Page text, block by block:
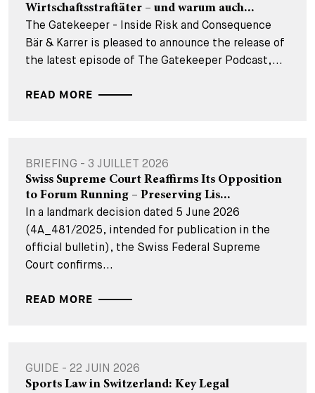
Wirtschaftsstraftäter – und warum auch...
The Gatekeeper - Inside Risk and Consequence
Bär & Karrer is pleased to announce the release of
the latest episode of The Gatekeeper Podcast,...
READ MORE
BRIEFING - 3 JUILLET 2026
Swiss Supreme Court Reaffirms Its Opposition
to Forum Running – Preserving Lis...
In a landmark decision dated 5 June 2026
(4A_481/2025, intended for publication in the
official bulletin), the Swiss Federal Supreme
Court confirms...
READ MORE
GUIDE - 22 JUIN 2026
Sports Law in Switzerland: Key Legal